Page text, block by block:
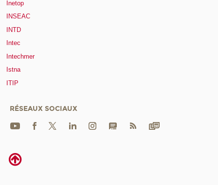
Inetop
INSEAC
INTD
Intec
Intechmer
Istna
ITIP
RÉSEAUX SOCIAUX